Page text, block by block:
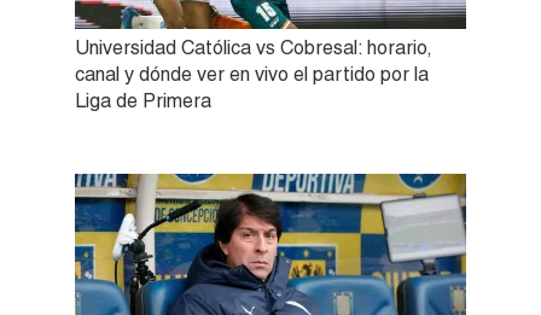
Universidad Católica vs Cobresal: horario,
canal y dónde ver en vivo el partido por la
Liga de Primera